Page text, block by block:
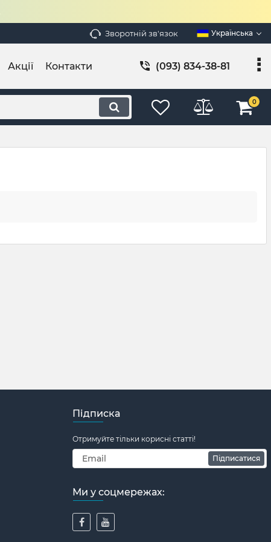
Зворотній зв'язок Українська
Акції Контакти (093) 834-38-81
0
Підписка
Отримуйте тільки корисні статті!
Підписатися
Ми у соцмережах: